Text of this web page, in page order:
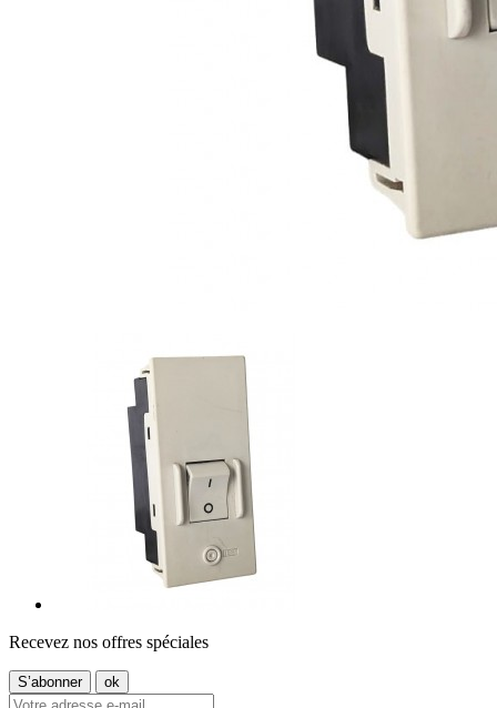
Recevez nos offres spéciales